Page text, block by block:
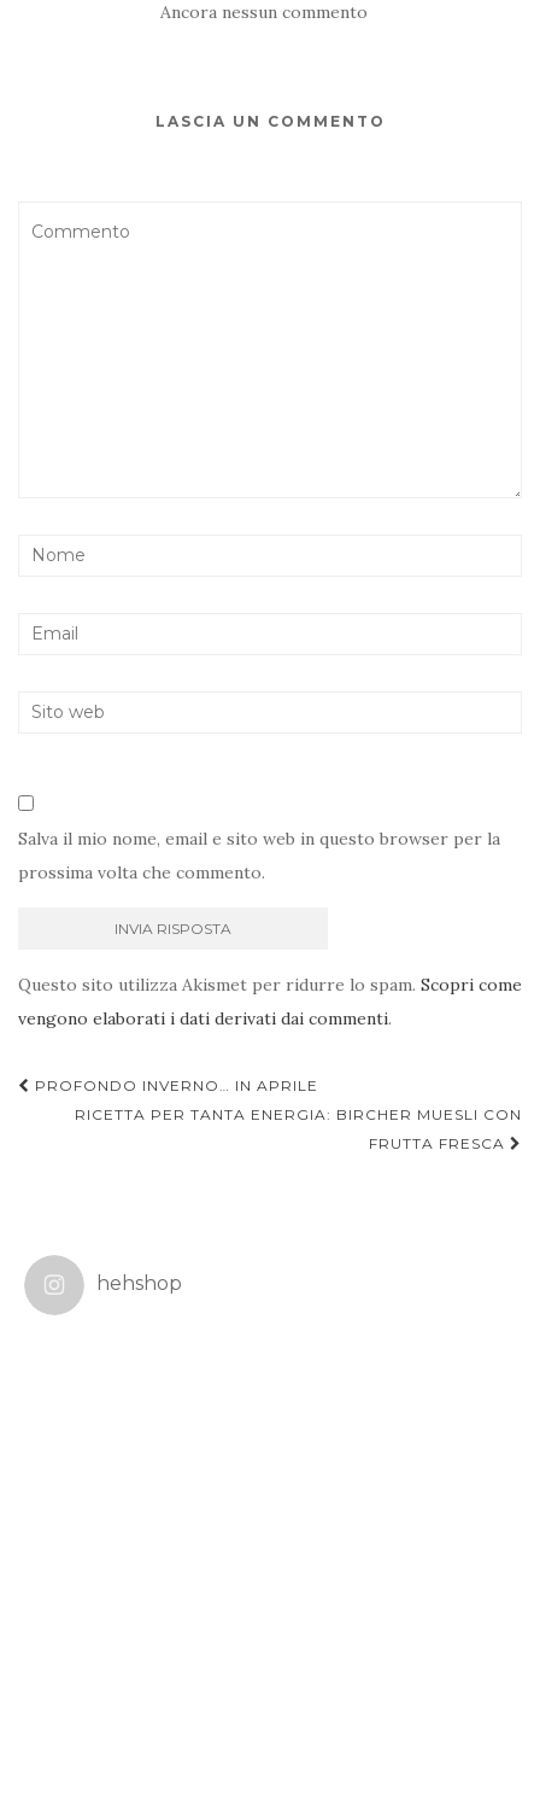
Ancora nessun commento
LASCIA UN COMMENTO
Salva il mio nome, email e sito web in questo browser per la
prossima volta che commento.
Questo sito utilizza Akismet per ridurre lo spam. Scopri come
vengono elaborati i dati derivati dai commenti.
Navigazione
articoli
PROFONDO INVERNO… IN APRILE
RICETTA PER TANTA ENERGIA: BIRCHER MUESLI CON
FRUTTA FRESCA
hehshop